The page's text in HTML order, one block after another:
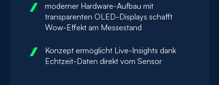
moderner Hardware-Aufbau mit
transparenten OLED-Displays schafft
Wow-Effekt am Messestand
Konzept ermöglicht Live-Insights dank
Echtzeit-Daten direkt vom Sensor